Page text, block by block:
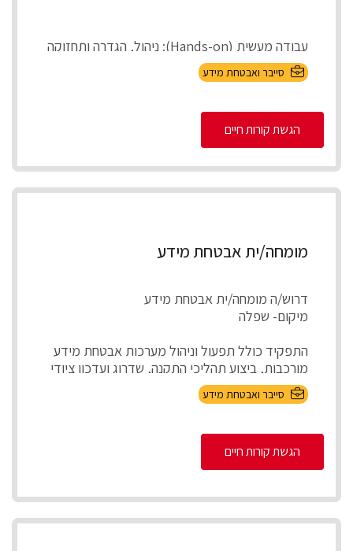
עבודה מעשית (Hands-on): ניהול, הגדרה ותחזוקה
ובענן).
Incident Respons...
סייבר ואבטחת מידע
הגשת קורות חיים
מומחה/ית אבטחת מידע
דרוש/ה מומחה/ית אבטחת מידע
מיקום- שפלה
התפקיד כולל תפעול וניהול מערכות אבטחת מידע
מורכבות, ביצוע תהליכי התקנה, שדרוג ועדכון ציודי
אבטחת ...סייבר ואבטחת מידע
הגשת קורות חיים